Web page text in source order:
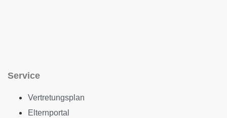
Service
Vertretungsplan
Elternportal